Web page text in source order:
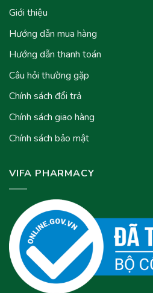
Giới thiệu
Hướng dẫn mua hàng
Hướng dẫn thanh toán
Câu hỏi thường gặp
Chính sách đổi trả
Chính sách giao hàng
Chính sách bảo mật
VIFA PHARMACY